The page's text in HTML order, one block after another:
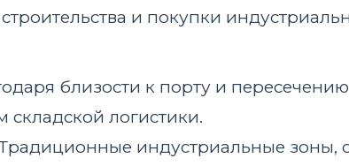
и покупки
близости к порту и
складской логистики.
индустриальные